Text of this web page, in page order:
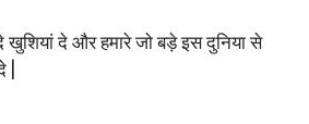
खुशियां दे और हमारे जो बड़े इस दुनिया से